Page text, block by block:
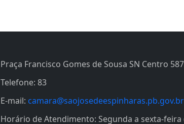
Praça Francisco Gomes de Sousa SN Centro
Telefone: 83
E-mail: camara@saojosedeespinharas.pb.gov.br
Horário de Atendimento: Segunda a sexta-feira